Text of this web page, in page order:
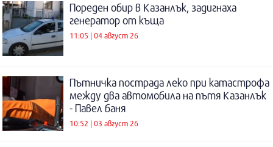
Пореден обир в Казанлък, задигнаха
генератор от къща
11:05 | 04 август 26
Пътничка пострада леко при катастрофа
между два автомобила на пътя Казанлък
- Павел баня
10:52 | 03 август 26